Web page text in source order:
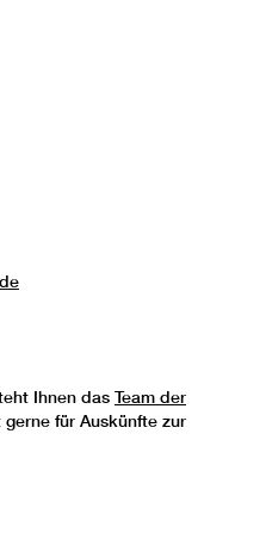
Ihnen das Team der
gerne für Auskünfte zur